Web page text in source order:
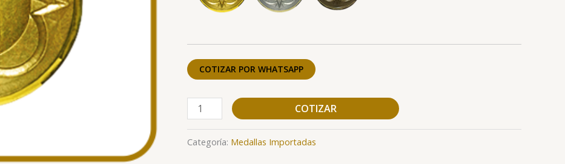
COTIZAR POR WHATSAPP
COTIZAR
Categoría: Medallas Importadas